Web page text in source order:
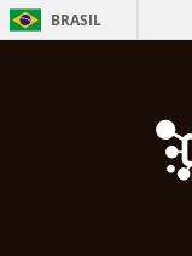
Pular para o conteúdo
BRASIL